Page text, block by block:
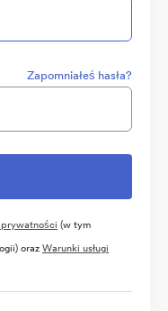
Zapomniałeś hasła?
(w tym
orazWarunki usługi